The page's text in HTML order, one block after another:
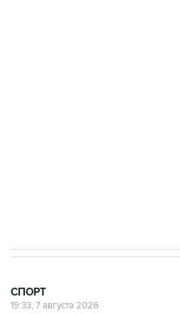
СПОРТ
19:33, 7 августа 2026